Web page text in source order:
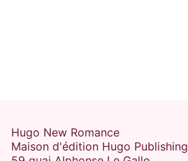
Hugo New Romance
Maison d'édition Hugo Publishing